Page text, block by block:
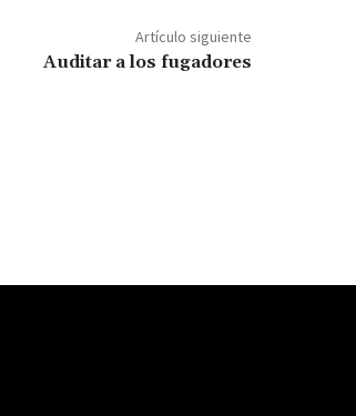
Artículo siguiente
Auditar a los fugadores